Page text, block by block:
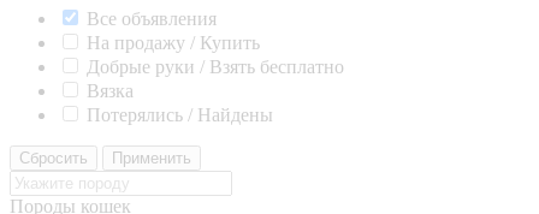
Все объявления
На продажу / Купить
Добрые руки / Взять бесплатно
Вязка
Потерялись / Найдены
Сбросить Применить
Породы кошек